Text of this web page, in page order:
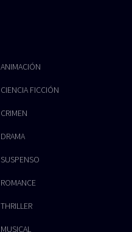
ANIMACIÓN
CIENCIA FICCIÓN
CRIMEN
DRAMA
SUSPENSO
ROMANCE
THRILLER
MUSICAL